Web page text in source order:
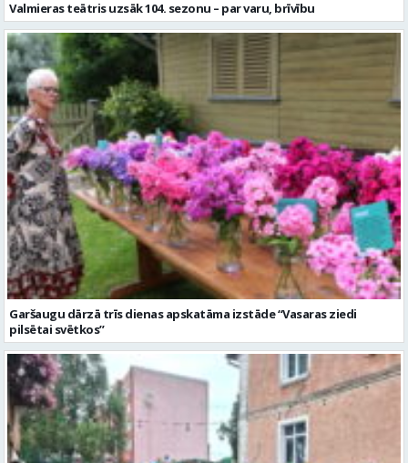
Garšaugu dārzā trīs dienas apskatāma izstāde “Vasaras ziedi
pilsētai svētkos”